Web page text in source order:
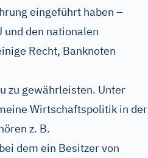
eingeführt haben –
und den nationalen
Recht, Banknoten
zu gewährleisten. Unter
Wirtschaftspolitik in der
z. B.
dem ein Besitzer von